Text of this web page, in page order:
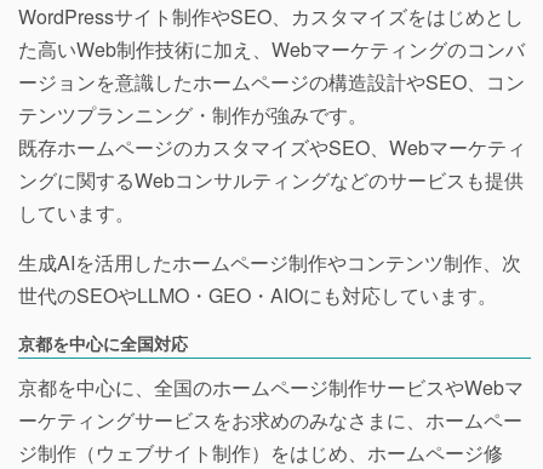
WordPressサイト制作やSEO、カスタマイズをはじめとし
た高いWeb制作技術に加え、Webマーケティングのコンバ
ージョンを意識したホームページの構造設計やSEO、コン
テンツプランニング・制作が強みです。
既存ホームページのカスタマイズやSEO、Webマーケティ
ングに関するWebコンサルティングなどのサービスも提供
しています。
生成AIを活用したホームページ制作やコンテンツ制作、次
世代のSEOやLLMO・GEO・AIOにも対応しています。
京都を中心に全国対応
京都を中心に、全国のホームページ制作サービスやWebマ
ーケティングサービスをお求めのみなさまに、ホームペー
ジ制作（ウェブサイト制作）をはじめ、ホームページ修